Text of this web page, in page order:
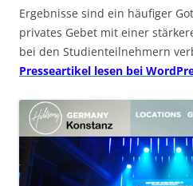
Ergebnisse sind ein häufiger
privates Gebet mit einer
bei den Studienteilnehmern
Presseartikel lesen bei